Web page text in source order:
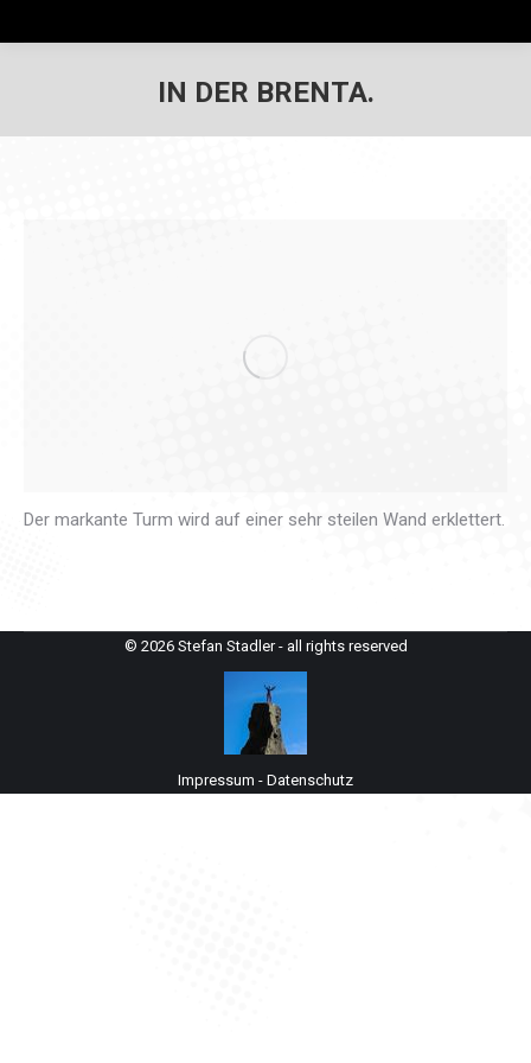
IN DER BRENTA.
Der markante Turm wird auf einer sehr steilen Wand erklettert.
© 2026 Stefan Stadler - all rights reserved
Impressum - Datenschutz